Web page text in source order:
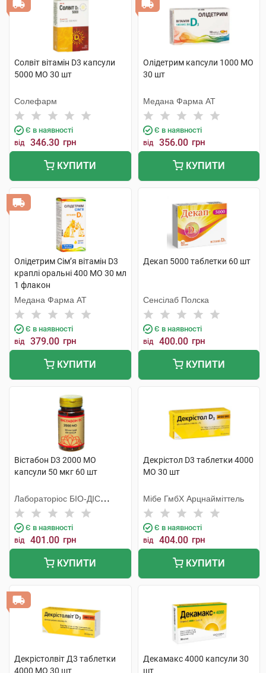
Солвіт вітамін D3 капсули
5000 МО 30 шт
Солефарм
Є в наявності
від 346.30 грн
КУПИТИ
Олідетрим капсули 1000 МО
30 шт
Медана Фарма АТ
Є в наявності
від 356.00 грн
КУПИТИ
Олідетрим Сім’я вітамін D3
краплі оральні 400 МО 30 мл
1 флакон
Медана Фарма АТ
Є в наявності
від 379.00 грн
КУПИТИ
Декап 5000 таблетки 60 шт
Сенсілаб Полска
Є в наявності
від 400.00 грн
КУПИТИ
Вістабон D3 2000 МО
капсули 50 мкг 60 шт
Лабораторiос БIО-ДIС
Еспанія
Є в наявності
від 401.00 грн
КУПИТИ
Декрістол D3 таблетки 4000
МО 30 шт
Мібе ГмбХ Арцнайміттель
Є в наявності
від 404.00 грн
КУПИТИ
Декрістолвіт Д3 таблетки
4000 МО 30 шт
Декамакс 4000 капсули 30
шт